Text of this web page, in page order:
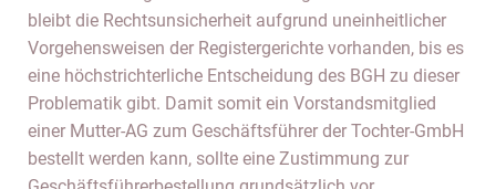
bleibt die Rechtsunsicherheit aufgrund uneinheitlicher
Vorgehensweisen der Registergerichte vorhanden, bis es
eine höchstrichterliche Entscheidung des BGH zu dieser
Problematik gibt. Damit somit ein Vorstandsmitglied
einer Mutter-AG zum Geschäftsführer der Tochter-GmbH
bestellt werden kann, sollte eine Zustimmung zur